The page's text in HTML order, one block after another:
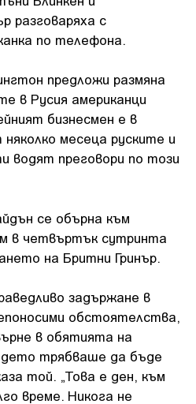
разговаряха с
по телефона.
предложи размяна
в Русия американци
бизнесмен е в
месеца руските и
водят преговори по този
се обърна към
в четвъртък сутринта
на Бритни Гринър.
задържане в
обстоятелства,
в обятията на
трябваше да бъде
той. „Това е ден, към
време. Никога не